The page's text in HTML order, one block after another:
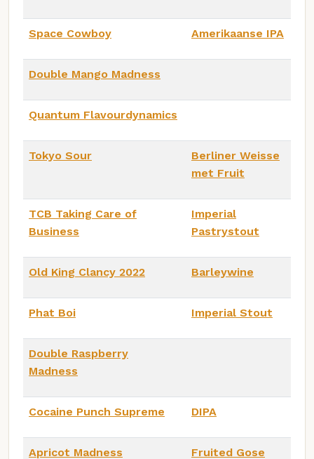
Space Cowboy Amerikaanse IPA
Double Mango Madness
Quantum Flavourdynamics
Tokyo Sour
Berliner Weisse
met Fruit
TCB Taking Care of
Business
Imperial
Pastrystout
Old King Clancy 2022 Barleywine
Phat Boi Imperial Stout
Double Raspberry
Madness
Cocaine Punch Supreme DIPA
Apricot Madness Fruited Gose